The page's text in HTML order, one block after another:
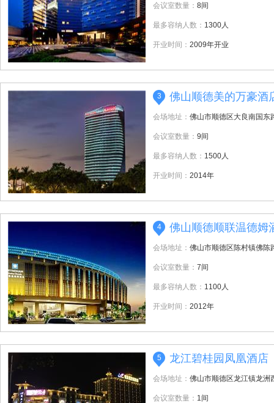
会议室数量： 8间
最多容纳人数： 1300人
开业时间： 2009年开业
3 佛山顺德美的万豪酒
会场地址： 佛山市顺德区大良南国东
会议室数量： 9间
最多容纳人数： 1500人
开业时间： 2014年
4 佛山顺德顺联温德姆
会场地址： 佛山市顺德区陈村镇佛陈
会议室数量： 7间
最多容纳人数： 1100人
开业时间： 2012年
5 龙江碧桂园凤凰酒店
会场地址： 佛山市顺德区龙江镇龙洲
会议室数量： 1间